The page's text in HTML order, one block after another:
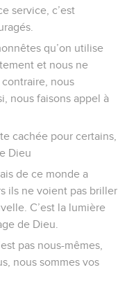
service, c’est
qu’on utilise
et nous ne
nous
nous faisons appel à
cachée pour certains,
Dieu
de ce monde a
ils ne voient pas briller
C’est la lumière
de Dieu.
pas nous-mêmes,
nous sommes vos